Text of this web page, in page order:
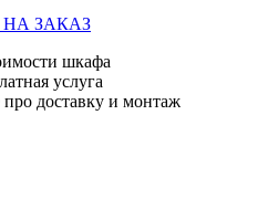
ЗАКАЗ
шкафа
услуга
про доставку и монтаж